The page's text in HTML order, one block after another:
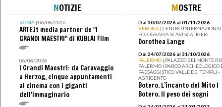
NOTIZIE
ROMA| 06/08/2026
ARTE.it media partner de "I
GRANDI MAESTRI" di KUBLAI Film
06/08/2026
I Grandi Maestri: da Caravaggio
a Herzog, cinque appuntamenti
al cinema con i giganti
dell'immaginario
MOSTRE
Dal 30/07/2026 al 01/11/2026
VERONA | CENTRO
FOTOGRAFIA SCAVI SCALIGERI
Dorothea Lange
Dal 24/07/2026 al 31/10/2026
PALERMO | PALAZZO BELMONTE
PALERMO I PARCO ARCHEOLOGICO
PAESAGGISTICO VALLE DEI TEMPLI -
AGRIGENTO
Botero. L’incanto del Mito I
Botero. Il peso dei sogni